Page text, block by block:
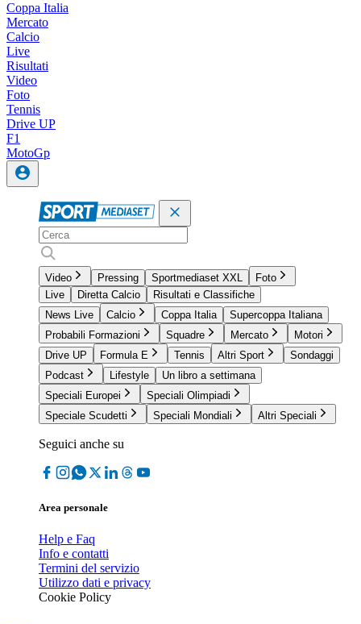
Coppa Italia
Mercato
Calcio
Live
Risultati
Video
Foto
Tennis
Drive UP
F1
MotoGp
Video Pressing Sportmediaset XXL
Foto
Live
Diretta Calcio
Risultati e Classifiche
News Live
Calcio Coppa Italia
Supercoppa Italiana
Probabili Formazioni
Squadre Mercato
Motori
Drive UP
Formula E Tennis Altri Sport
Sondaggi
Podcast
Lifestyle
Un libro a settimana
Speciali Europei
Speciali Olimpiadi
Speciale Scudetti
Speciali Mondiali Altri Speciali
Seguici anche su
Area personale
Help e Faq
Info e contatti
Termini del servizio
Utilizzo dati e privacy
Cookie Policy